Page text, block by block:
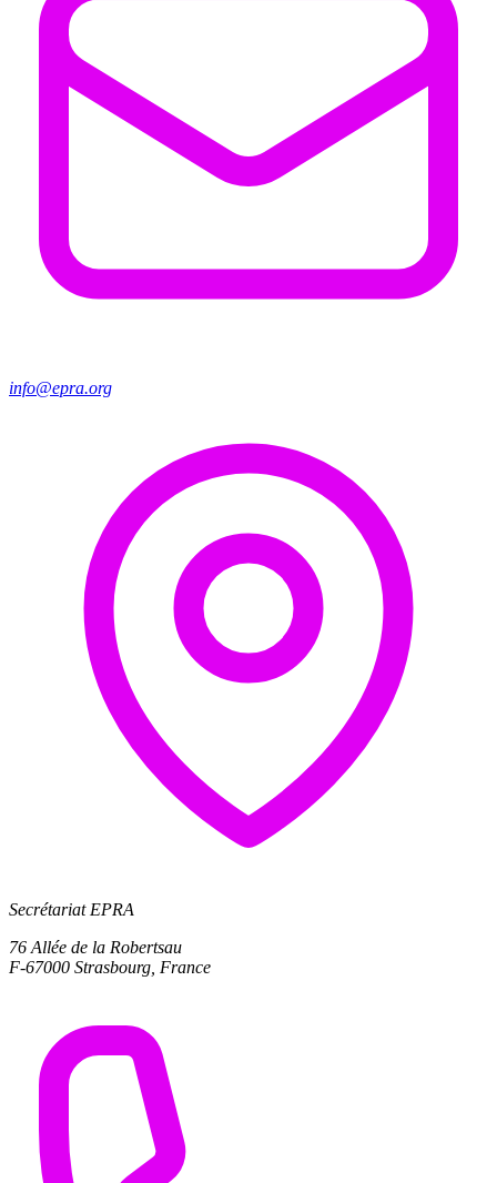
info@epra.org
Secrétariat EPRA
76 Allée de la Robertsau
F-67000 Strasbourg, France